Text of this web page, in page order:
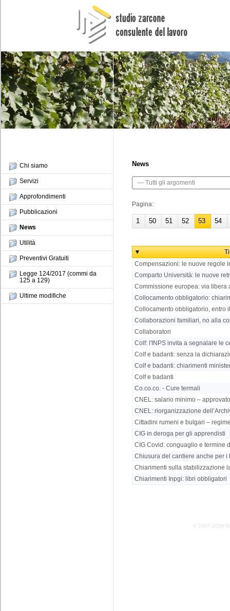
Chi siamo
Servizi
Approfondimenti
Pubblicazioni
News
Utilità
Preventivi Gratuiti
Legge 124/2017 (commi da
125 a 129)
Ultime modifiche
News
Pagina:
1 50 51 52 53 54
Compensazioni: le nuove regole
Comparto Università: le nuove
Commissione europea: via libera
Collocamento obbligatorio:
Collocamento obbligatorio, entro
Collaborazioni familiari, no alla
Collaboratori
Colf: l'INPS invita a segnalare le
Colf e badanti: senza la
Colf e badanti: chiarimenti
Colf e badanti
Co.co.co. - Cure termali
CNEL: salario minimo –
CNEL: riorganizzazione
Cittadini rumeni e bulgari –
CIG in deroga per gli apprendisti
CIG Covid: conguaglio e termine
Chiusura del cantiere anche per i
Chiarimenti sulla stabilizzazione
Chiarimenti Inpgi: libri obbligatori
© 2007-2026